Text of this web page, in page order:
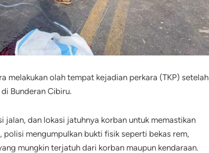
melakukan olah tempat kejadian perkara (TKP) setelah
Bunderan Cibiru.
jalan, dan lokasi jatuhnya korban untuk memastikan
mengumpulkan bukti fisik seperti bekas rem,
mungkin terjatuh dari korban maupun kendaraan.